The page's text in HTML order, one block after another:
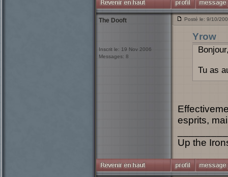
The Dooft
Inscrit le: 19 Nov 2006
Messages: 8
Posté le: 9/10/
Yrow
Tu as
esprits,
Up the